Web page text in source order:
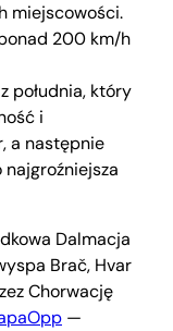
miejscowości.
200 km/h
południa, który
i
a następnie
Dalmacja
Brač, Hvar
Chorwację
—